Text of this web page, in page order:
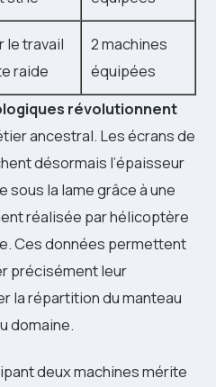
le travail
raide
2 machines
équipées
révolutionnent
ancestral. Les écrans de
désormais l’épaisseur
la lame grâce à une
réalisée par hélicoptère
Ces données permettent
précisément leur
la répartition du manteau
domaine.
deux machines mérite